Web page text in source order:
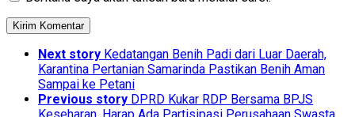
Next story Kedatangan Benih Padi dari Luar Daerah,
Karantina Pertanian Samarinda Pastikan Benih Aman
Sampai ke Petani
Previous story DPRD Kukar RDP Bersama BPJS